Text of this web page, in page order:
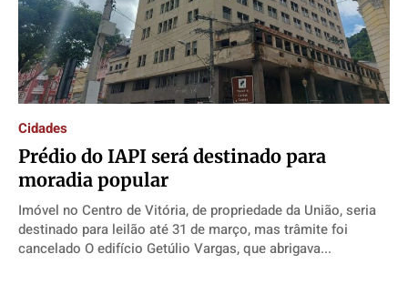
Cidades
Prédio do IAPI será destinado para
moradia popular
Imóvel no Centro de Vitória, de propriedade da União, seria
destinado para leilão até 31 de março, mas trâmite foi
cancelado O edifício Getúlio Vargas, que abrigava...